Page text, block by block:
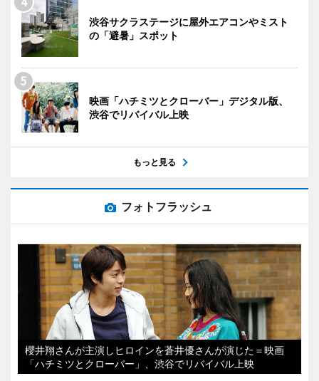
渋谷サクラステージに屋外エアコンやミスト
の「避暑」スポット
映画「ハチミツとクローバー」デジタル版、
渋谷でリバイバル上映
もっと見る
フォトフラッシュ
櫻井翔さんが主演しヒロインを蒼井優さんが演じた＝映画
「ハチミツとクローバー」、渋谷でリバイバル上映